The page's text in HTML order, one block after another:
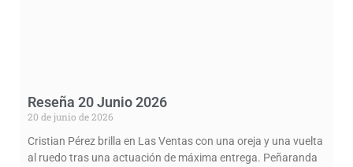
Reseña 20 Junio 2026
20 de junio de 2026
Cristian Pérez brilla en Las Ventas con una oreja y una vuelta
al ruedo tras una actuación de máxima entrega. Peñaranda